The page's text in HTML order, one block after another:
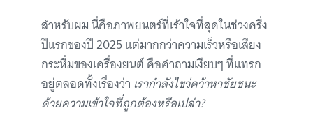
สำหรับผม นี่คือภาพยนตร์ที่เร้าใจที่สุดในช่วงครึ่ง
ปีแรกของปี 2025 แต่มากกว่าความเร็วหรือเสียง
กระหึ่มของเครื่องยนต์ คือคำถามเงียบๆ ที่แทรก
อยู่ตลอดทั้งเรื่องว่า เรากำลังไขว่คว้าหาชัยชนะ
ด้วยความเข้าใจที่ถูกต้องหรือเปล่า?